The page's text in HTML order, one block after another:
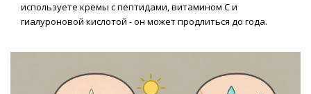
используете кремы с пептидами, витамином С и
гиалуроновой кислотой - он может продлиться до года.